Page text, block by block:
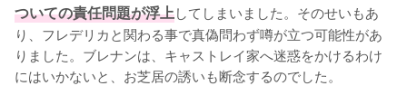
ついての責任問題が浮上してしまいました。そのせいもあ
り、フレデリカと関わる事で真偽問わず噂が立つ可能性があ
りました。ブレナンは、キャストレイ家へ迷惑をかけるわけ
にはいかないと、お芝居の誘いも断念するのでした。